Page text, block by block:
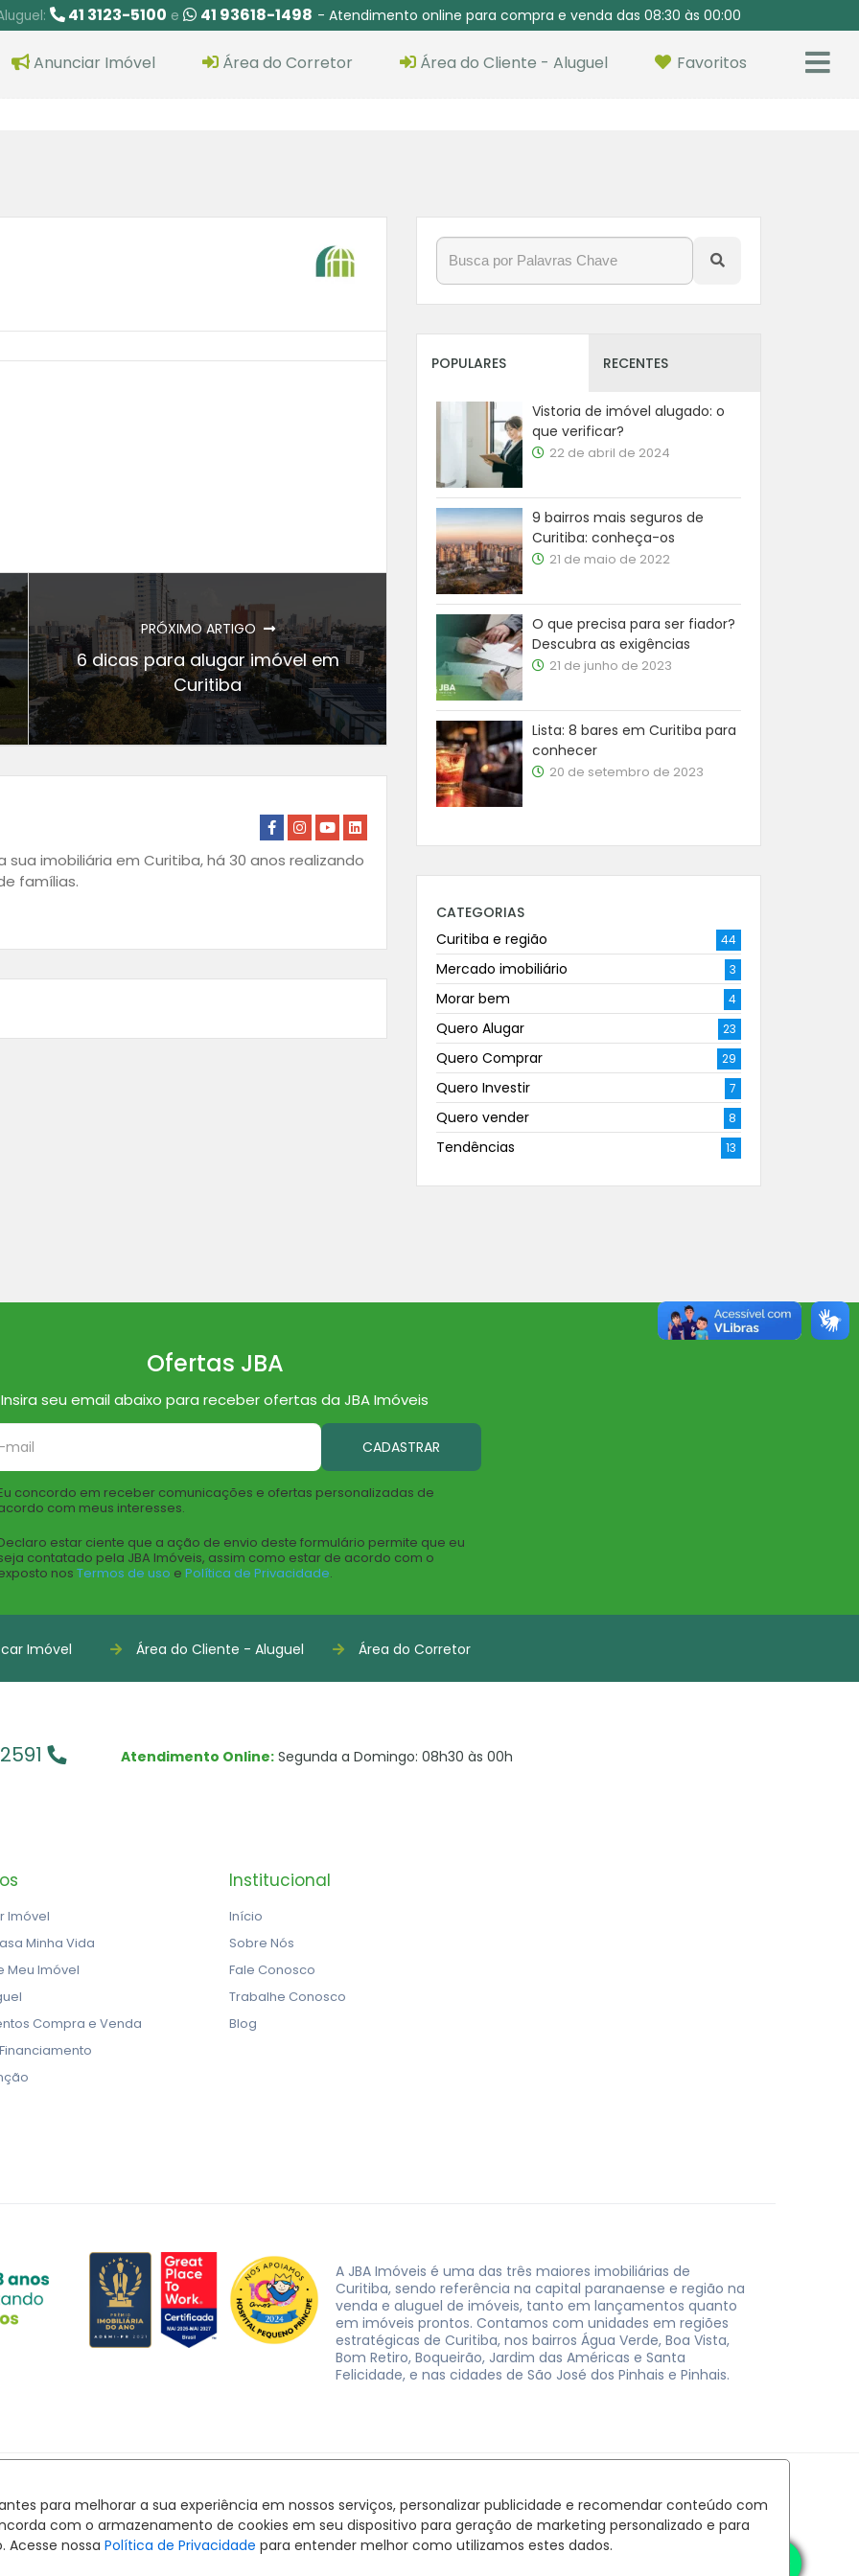
41 3123-5100 e 41 93618-1498 - Atendimento online para compra e venda das 08:30 às 00:00
Anunciar Imóvel Área do Corretor Área do Cliente - Aluguel Favoritos
para melhorar a sua experiência em nossos serviços, personalizar publicidade e recomendar conteúdo com
com o armazenamento de cookies em seu dispositivo para geração de marketing personalizado e para
Acesse nossa Política de Privacidade para entender melhor como utilizamos estes dados.
PRÓXIMO ARTIGO
6 dicas para alugar imóvel em
Curitiba
sua imobiliária em Curitiba, há 30 anos realizando
famílias.
POPULARES RECENTES
Vistoria de imóvel alugado: o
que verificar?
22 de abril de 2024
9 bairros mais seguros de
Curitiba: conheça-os
21 de maio de 2022
O que precisa para ser fiador?
Descubra as exigências
21 de junho de 2023
Lista: 8 bares em Curitiba para
conhecer
20 de setembro de 2023
CATEGORIAS
Curitiba e região
44
Mercado imobiliário 3
Morar bem 4
Quero Alugar 23
Quero Comprar 29
Quero Investir 7
Quero vender 8
Tendências 13
Ofertas JBA
Insira seu email abaixo para receber ofertas da JBA Imóveis
CADASTRAR
concordo em receber comunicações e ofertas personalizadas de
com meus interesses.
estar ciente que a ação de envio deste formulário permite que eu
contatado pela JBA Imóveis, assim como estar de acordo com o
nos Termos de uso e Política de Privacidade.
Imóvel Área do Cliente - Aluguel Área do Corretor
Atendimento Online: Segunda a Domingo: 08h30 às 00h
Imóvel
Minha Vida
Meu Imóvel
Compra e Venda
Institucional
Início
Sobre Nós
Fale Conosco
Trabalhe Conosco
Blog
A JBA Imóveis é uma das três maiores imobiliárias de
Curitiba, sendo referência na capital paranaense e região na
venda e aluguel de imóveis, tanto em lançamentos quanto
em imóveis prontos. Contamos com unidades em regiões
estratégicas de Curitiba, nos bairros Água Verde, Boa Vista,
Bom Retiro, Boqueirão, Jardim das Américas e Santa
Felicidade, e nas cidades de São José dos Pinhais e Pinhais.
Política de privacidade
Termos de uso
Feito com
pelo time daRocketImob | Site para Imobiliária